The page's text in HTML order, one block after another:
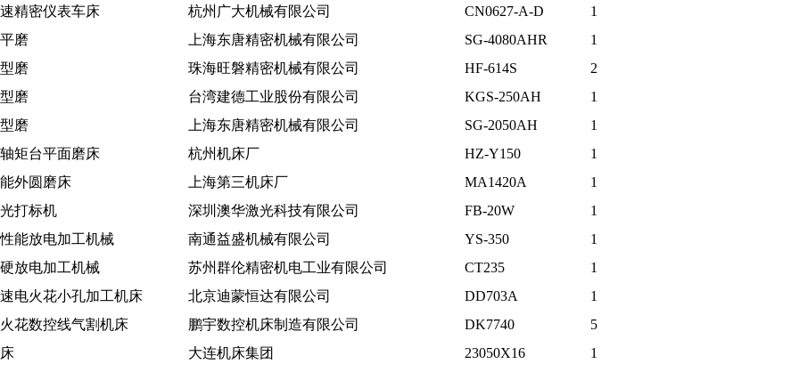
精密仪表车床
杭州广大机械有限公司 CN0627-A-D
1
磨
上海东唐精密机械有限公司 SG-4080AHR
1
磨
珠海旺磐精密机械有限公司 HF-614S
2
磨
台湾建德工业股份有限公司 KGS-250AH
1
磨
上海东唐精密机械有限公司 SG-2050AH
1
矩台平面磨床
杭州机床厂 HZ-Y150
1
外圆磨床
上海第三机床厂 MA1420A
1
打标机
深圳澳华激光科技有限公司 FB-20W
1
能放电加工机械
南通益盛机械有限公司 YS-350
1
放电加工机械
苏州群伦精密机电工业有限公司 CT235
1
电火花小孔加工机床
北京迪蒙恒达有限公司 DD703A
1
花数控线气割机床
鹏宇数控机床制造有限公司 DK7740
5
大连机床集团 23050X16
1